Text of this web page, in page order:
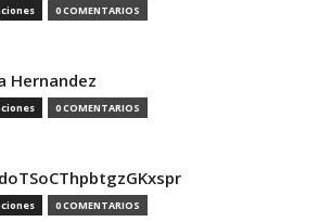
0 COMENTARIOS
Hernandez
0 COMENTARIOS
0 COMENTARIOS